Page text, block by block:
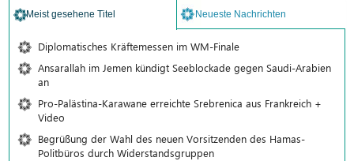
Meist gesehene Titel Neueste Nachrichten
Diplomatisches Kräftemessen im WM-Finale
Ansarallah im Jemen kündigt Seeblockade gegen Saudi-Arabien
an
Pro-Palästina-Karawane erreichte Srebrenica aus Frankreich +
Video
Begrüßung der Wahl des neuen Vorsitzenden des Hamas-
Politbüros durch Widerstandsgruppen